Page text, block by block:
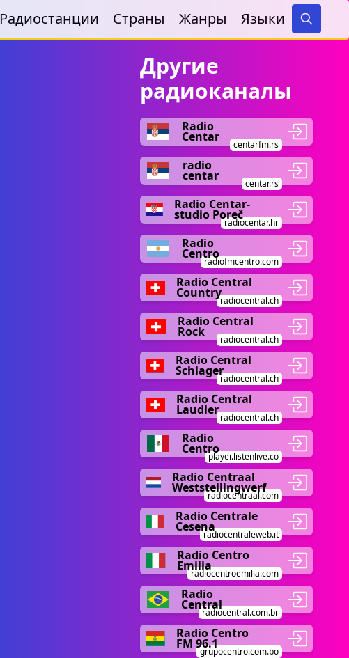
Радиостанции Страны Жанры Языки
Search
Другие
радиоканалы
Radio
Centar
centarfm.rs
radio
centar
centar.rs
Radio Centar-
studio Poreč
radiocentar.hr
Radio
Centro
radiofmcentro.com
Radio Central
Country
radiocentral.ch
Radio Central
Rock
radiocentral.ch
Radio Central
Schlager
radiocentral.ch
Radio Central
Laudler
radiocentral.ch
Radio
Centro
player.listenlive.co
Radio Centraal
Weststellingwerf
radiocentraal.com
Radio Centrale
Cesena
radiocentraleweb.it
Radio Centro
Emilia
radiocentroemilia.com
Radio
Central
radiocentral.com.br
Radio Centro
FM 96.1
grupocentro.com.bo